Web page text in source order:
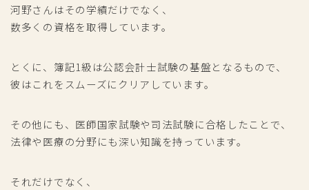
河野さんはその学績だけでなく、
数多くの資格を取得しています。
とくに、簿記1級は公認会計士試験の基盤となるもので、
彼はこれをスムーズにクリアしています。
その他にも、医師国家試験や司法試験に合格したことで、
法律や医療の分野にも深い知識を持っています。
それだけでなく、